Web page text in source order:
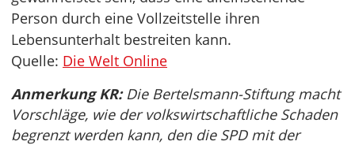
Person durch eine Vollzeitstelle ihren
Lebensunterhalt bestreiten kann.
Quelle: Die Welt Online
Anmerkung KR:Die Bertelsmann-Stiftung macht
Vorschläge, wie der volkswirtschaftliche Schaden
begrenzt werden kann, den die SPD mit der